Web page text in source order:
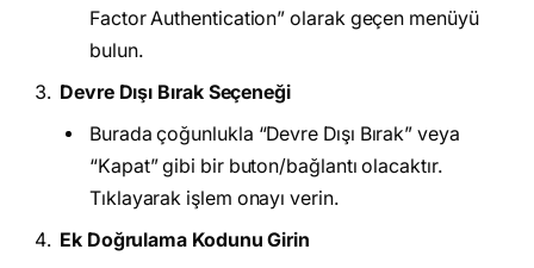
Factor Authentication” olarak geçen menüyü
bulun.
Devre Dışı Bırak Seçeneği
Burada çoğunlukla “Devre Dışı Bırak” veya
“Kapat” gibi bir buton/bağlantı olacaktır.
Tıklayarak işlem onayı verin.
Ek Doğrulama Kodunu Girin